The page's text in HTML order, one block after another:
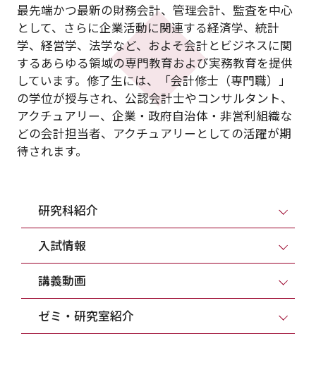
最先端かつ最新の財務会計、管理会計、監査を中心
として、さらに企業活動に関連する経済学、統計
学、経営学、法学など、およそ会計とビジネスに関
するあらゆる領域の専門教育および実務教育を提供
しています。修了生には、「会計修士（専門職）」
の学位が授与され、公認会計士やコンサルタント、
アクチュアリー、企業・政府自治体・非営利組織な
どの会計担当者、アクチュアリーとしての活躍が期
待されます。
研究科紹介
入試情報
講義動画
ゼミ・研究室紹介